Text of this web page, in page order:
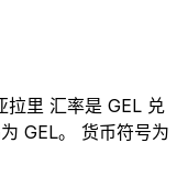
拉里 汇率是 GEL 兑
GEL。 货币符号为